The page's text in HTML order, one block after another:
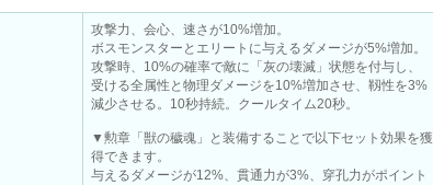
攻撃力、会心、速さが10%増加。
ボスモンスターとエリートに与えるダメージが5%増加。
攻撃時、10%の確率で敵に「灰の壊滅」状態を付与し、
受ける全属性と物理ダメージを10%増加させ、靱性を3%
減少させる。10秒持続。クールタイム20秒。
▼勲章「獣の穢魂」と装備することで以下セット効果を獲
得できます。
与えるダメージが12%、貫通力が3%、穿孔力がポイント